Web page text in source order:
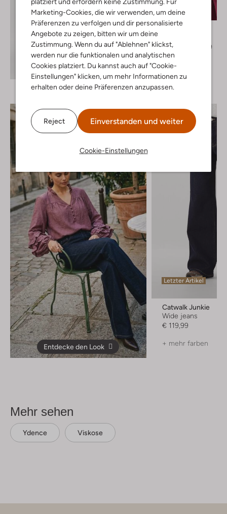
Marketing-Cookies, die wir verwenden, um deine
Präferenzen zu verfolgen und dir personalisierte
Angebote zu zeigen, bitten wir um deine
Zustimmung. Wenn du auf "Ablehnen" klickst,
werden nur die funktionalen und analytischen
Cookies platziert. Du kannst auch auf "Cookie-
Einstellungen" klicken, um mehr Informationen zu
erhalten oder deine Präferenzen anzupassen.
Reject Einverstanden und weiter
Cookie-Einstellungen
Entdecke den Look
-40%
Ydence
€ 79,99
€ 47,99
+ mehr farben
Entdecke den Look
Letzter Artikel
Catwalk Junkie
Wide jeans
€ 119,99
+ mehr farben
Mehr sehen
Ydence Viskose